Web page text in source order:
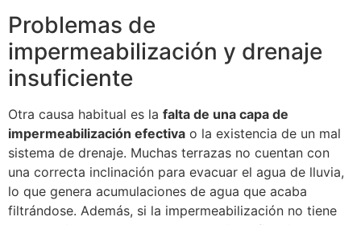
Problemas de
impermeabilización y drenaje
insuficiente
Otra causa habitual es la falta de una capa de
impermeabilización efectiva o la existencia de un mal
sistema de drenaje. Muchas terrazas no cuentan con
una correcta inclinación para evacuar el agua de lluvia,
lo que genera acumulaciones de agua que acaba
filtrándose. Además, si la impermeabilización no tiene